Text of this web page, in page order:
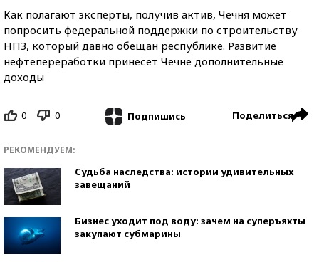
Как полагают эксперты, получив актив, Чечня может
попросить федеральной поддержки по строительству
НПЗ, который давно обещан республике. Развитие
нефтепереработки принесет Чечне дополнительные
доходы
0 0 Подпишись Поделиться
РЕКОМЕНДУЕМ:
Судьба наследства: истории удивительных
завещаний
Бизнес уходит под воду: зачем на суперъяхты
закупают субмарины